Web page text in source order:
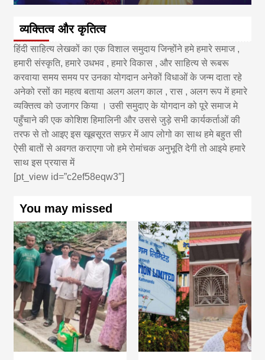
व्यक्तित्व और कृतित्व
हिंदी साहित्य लेखकों का एक विशाल समुदाय जिन्होंने हमे हमारे समाज ,
हमारी संस्कृति, हमारे उधभव , हमारे विकास , और साहित्य से रूबरू
करवाया समय समय पर उनका योगदान अनेकों विधाओं के जन्म दाता रहे
अनेको रसों का महत्व बताया अलग अलग काल , रास , अलग रूप में हमारे
व्यक्तित्व को उजागर किया । उसी समुदाए के योगदान को पूरे समाज मे
पहुँचाने की एक कोशिश हिमालिनी और उससे जुड़े सभी कार्यकर्ताओं की
तरफ से तो आइए इस खूबसूरत सफ़र में आप लोगो का साथ हमे बहुत सी
ऐसी बातों से अवगत कराएगा जो हमे रोमांचक अनुभूति देगी तो आइये हमारे
साथ इस प्रयास में
[pt_view id=”c2ef58eqw3″]
You may missed